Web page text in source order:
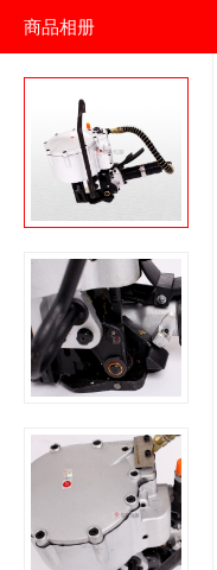
商品相册
机